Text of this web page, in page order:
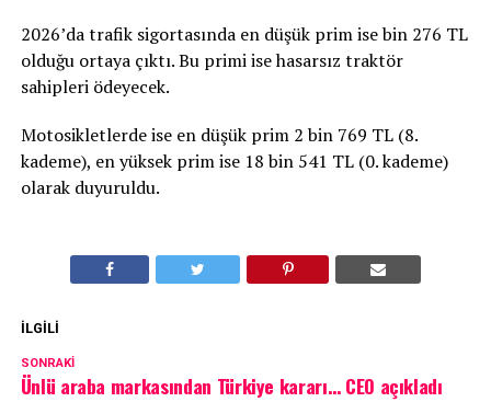
2026’da trafik sigortasında en düşük prim ise bin 276 TL
olduğu ortaya çıktı. Bu primi ise hasarsız traktör
sahipleri ödeyecek.
Motosikletlerde ise en düşük prim 2 bin 769 TL (8.
kademe), en yüksek prim ise 18 bin 541 TL (0. kademe)
olarak duyuruldu.
İLGILI
SONRAKI
Ünlü araba markasından Türkiye kararı… CEO açıkladı